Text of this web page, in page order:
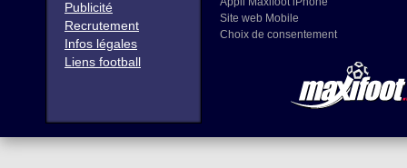
Publicité
Recrutement
Infos légales
Liens football
Site web Mobile
Choix de consentement